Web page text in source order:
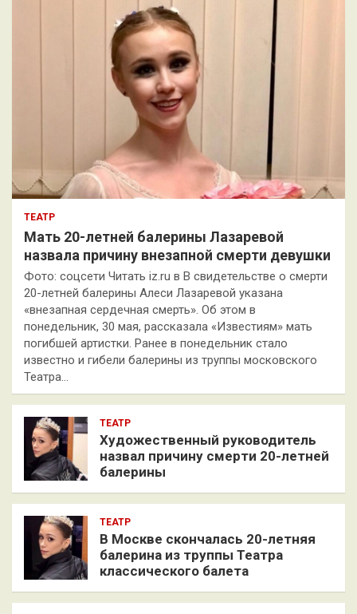
ТЕАТР
Мать 20-летней балерины Лазаревой
назвала причину внезапной смерти девушки
Фото: соцсети Читать iz.ru в В свидетельстве о смерти
20-летней балерины Алеси Лазаревой указана
«внезапная сердечная смерть». Об этом в
понедельник, 30 мая, рассказала «Известиям» мать
погибшей артистки. Ранее в понедельник стало
известно и гибели балерины из труппы московского
Театра…
ТЕАТР
Художественный руководитель
назвал причину смерти 20-летней
балерины
ТЕАТР
В Москве скончалась 20-летняя
балерина из труппы Театра
классического балета